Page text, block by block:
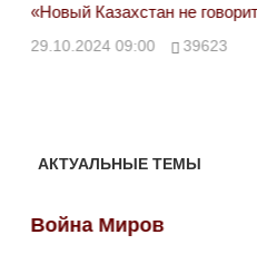
«Новый Казахстан не
29.10.2024 09:00 39623
АКТУАЛЬНЫЕ ТЕМЫ
Война Миров